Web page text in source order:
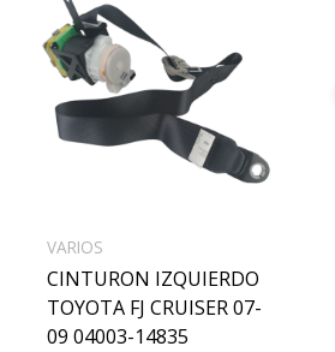
VARIOS
CINTURON IZQUIERDO
TOYOTA FJ CRUISER 07-
09 04003-14835